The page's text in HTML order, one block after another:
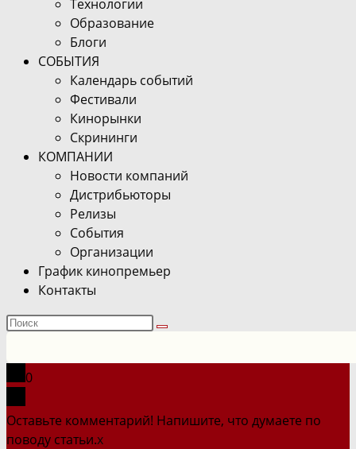
Технологии
Образование
Блоги
СОБЫТИЯ
Календарь событий
Фестивали
Кинорынки
Скрининги
КОМПАНИИ
Новости компаний
Дистрибьюторы
Релизы
События
Организации
График кинопремьер
Контакты
Поиск
сайте
0
Оставьте комментарий! Напишите, что думаете по
поводу статьи.x